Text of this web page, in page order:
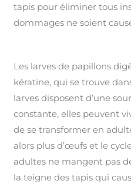
tapis pour éliminer tous
dommages ne soient
Les larves de papillons
kératine, qui se trouve
larves disposent d’une
constante, elles peuvent
de se transformer en
alors plus d’œufs et le
adultes ne mangent pas
la teigne des tapis qui